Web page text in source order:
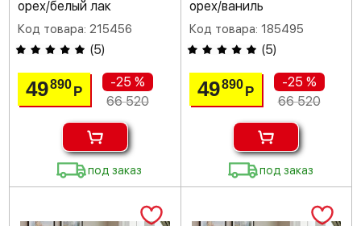
орех/белый лак
Код товара: 215456
(5)
49890Р
-25 %
66 520
под заказ
орех/ваниль
Код товара: 185495
(5)
49890 Р
-25 %
66 520
под заказ